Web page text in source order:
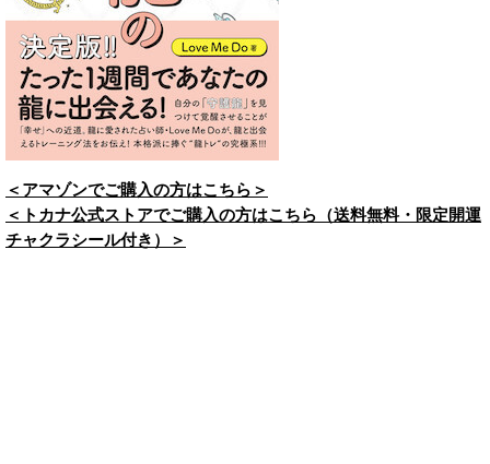
＜アマゾンでご購入の方はこちら＞
＜トカナ公式ストアでご購入の方はこちら（送料無料・限定開運
チャクラシール付き）＞